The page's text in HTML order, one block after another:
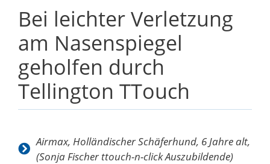
Bei leichter Verletzung
am Nasenspiegel
geholfen durch
Tellington TTouch
Airmax, Holländischer Schäferhund, 6 Jahre alt,
(Sonja Fischer ttouch-n-click Auszubildende)